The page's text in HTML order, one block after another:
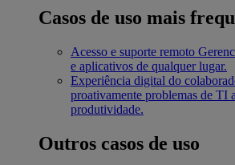
Casos de uso mais
Acesso e suporte remoto
e aplicativos de qualquer lugar.
Experiência digital do
proativamente problemas de TI
produtividade.
Outros casos de uso